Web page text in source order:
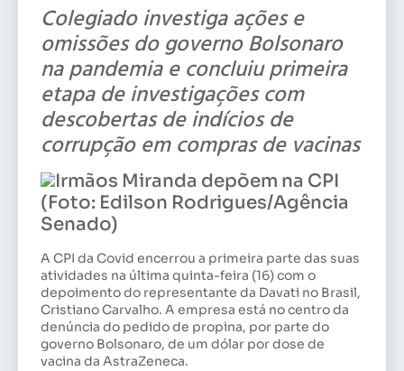
Colegiado investiga ações e
omissões do governo Bolsonaro
na pandemia e concluiu primeira
etapa de investigações com
descobertas de indícios de
corrupção em compras de vacinas
Irmãos Miranda depõem na CPI
(Foto: Edilson Rodrigues/Agência
Senado)
A CPI da Covid encerrou a primeira parte das suas
atividades na última quinta-feira (16) com o
depoimento do representante da Davati no Brasil,
Cristiano Carvalho. A empresa está no centro da
denúncia do pedido de propina, por parte do
governo Bolsonaro, de um dólar por dose de
vacina da AstraZeneca.